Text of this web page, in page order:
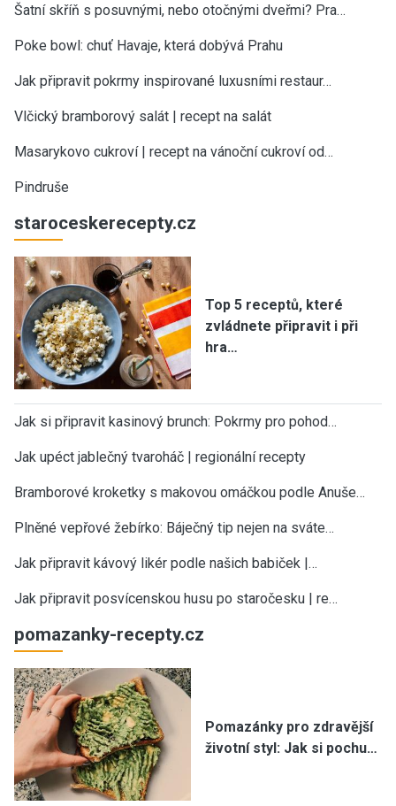
Šatní skříň s posuvnými, nebo otočnými dveřmi? Pra…
Poke bowl: chuť Havaje, která dobývá Prahu
Jak připravit pokrmy inspirované luxusními restaur…
Vlčický bramborový salát | recept na salát
Masarykovo cukroví | recept na vánoční cukroví od…
Pindruše
staroceskerecepty.cz
Top 5 receptů, které
zvládnete připravit i při
hra…
Jak si připravit kasinový brunch: Pokrmy pro pohod…
Jak upéct jablečný tvaroháč | regionální recepty
Bramborové kroketky s makovou omáčkou podle Anuše…
Plněné vepřové žebírko: Báječný tip nejen na sváte…
Jak připravit kávový likér podle našich babiček |…
Jak připravit posvícenskou husu po staročesku | re…
pomazanky-recepty.cz
Pomazánky pro zdravější
životní styl: Jak si pochu…